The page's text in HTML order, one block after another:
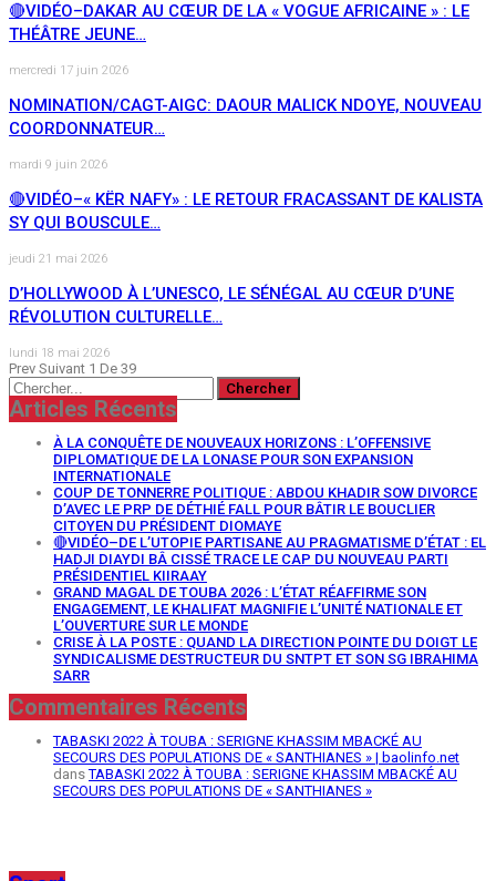
🔴VIDÉO–DAKAR AU CŒUR DE LA « VOGUE AFRICAINE » : LE
THÉÂTRE JEUNE…
mercredi 17 juin 2026
NOMINATION/CAGT-AIGC: DAOUR MALICK NDOYE, NOUVEAU
COORDONNATEUR…
mardi 9 juin 2026
🔴VIDÉO–« KËR NAFY» : LE RETOUR FRACASSANT DE KALISTA
SY QUI BOUSCULE…
jeudi 21 mai 2026
D’HOLLYWOOD À L’UNESCO, LE SÉNÉGAL AU CŒUR D’UNE
RÉVOLUTION CULTURELLE…
lundi 18 mai 2026
Prev Suivant 1 De 39
Articles Récents
À LA CONQUÊTE DE NOUVEAUX HORIZONS : L’OFFENSIVE
DIPLOMATIQUE DE LA LONASE POUR SON EXPANSION
INTERNATIONALE
COUP DE TONNERRE POLITIQUE : ABDOU KHADIR SOW DIVORCE
D’AVEC LE PRP DE DÉTHIÉ FALL POUR BÂTIR LE BOUCLIER
CITOYEN DU PRÉSIDENT DIOMAYE
🔴VIDÉO–DE L’UTOPIE PARTISANE AU PRAGMATISME D’ÉTAT : EL
HADJI DIAYDI BÂ CISSÉ TRACE LE CAP DU NOUVEAU PARTI
PRÉSIDENTIEL KIIRAAY
GRAND MAGAL DE TOUBA 2026 : L’ÉTAT RÉAFFIRME SON
ENGAGEMENT, LE KHALIFAT MAGNIFIE L’UNITÉ NATIONALE ET
L’OUVERTURE SUR LE MONDE
CRISE À LA POSTE : QUAND LA DIRECTION POINTE DU DOIGT LE
SYNDICALISME DESTRUCTEUR DU SNTPT ET SON SG IBRAHIMA
SARR
Commentaires Récents
TABASKI 2022 À TOUBA : SERIGNE KHASSIM MBACKÉ AU
SECOURS DES POPULATIONS DE « SANTHIANES » | baolinfo.net
dansTABASKI 2022 À TOUBA : SERIGNE KHASSIM MBACKÉ AU
SECOURS DES POPULATIONS DE « SANTHIANES »